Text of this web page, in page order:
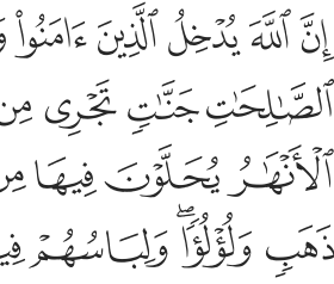
ان الله يدخل الذين امنوا وعملوا
إِنَّ ٱللَّهَ يُدْخِلُ ٱلَّذِينَ ءَامَنُوا۟ وَعَمِلُوا۟
ﲼﲽﲾﲿﳀ
ﳂﳃﳄ
ﳇﳈﳉ
ﳍ ﳎﳏﳐ